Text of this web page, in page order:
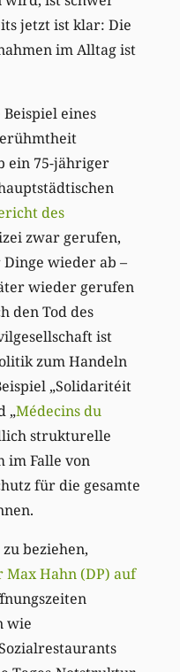
jetzt ist klar: Die
im Alltag ist
eines
ein 75-jähriger
des
zwar gerufen,
wieder ab –
wieder gerufen
den Tod des
ist
zum Handeln
„Solidaritéit
„Médecins du
strukturelle
im Falle von
für die gesamte
beziehen,
Hahn (DP) auf
wie